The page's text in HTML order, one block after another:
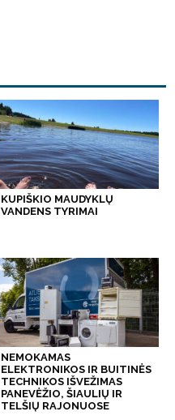
KUPIŠKIO MAUDYKLŲ
VANDENS TYRIMAI
NEMOKAMAS
ELEKTRONIKOS IR BUITINĖS
TECHNIKOS IŠVEŽIMAS
PANEVĖŽIO, ŠIAULIŲ IR
TELŠIŲ RAJONUOSE